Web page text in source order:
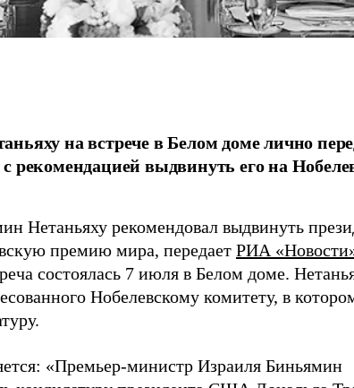
на встрече в Белом доме лично
рекомендацией выдвинуть его на
Нетаньяху рекомендовал выдвинуть
премию мира, передает РИА
состоялась 7 июля в Белом доме.
Нобелевскому комитету, в
«Премьер-министр Израиля Биньямин